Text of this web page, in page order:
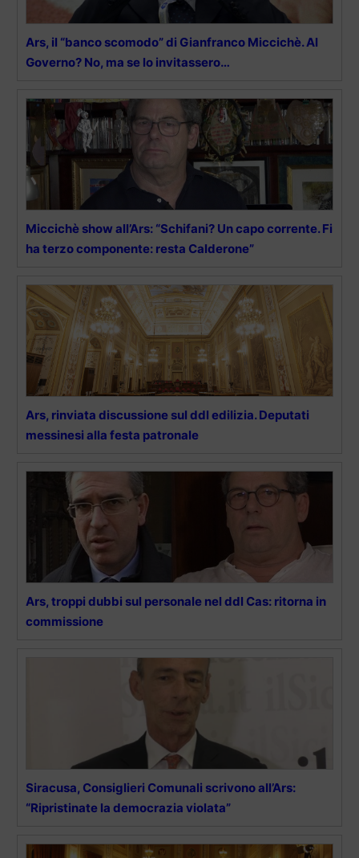
Ars, il “banco scomodo” di Gianfranco Miccichè. Al
Governo? No, ma se lo invitassero…
Miccichè show all’Ars: “Schifani? Un capo corrente. Fi
ha terzo componente: resta Calderone”
Ars, rinviata discussione sul ddl edilizia. Deputati
messinesi alla festa patronale
Ars, troppi dubbi sul personale nel ddl Cas: ritorna in
commissione
Siracusa, Consiglieri Comunali scrivono all’Ars:
“Ripristinate la democrazia violata”